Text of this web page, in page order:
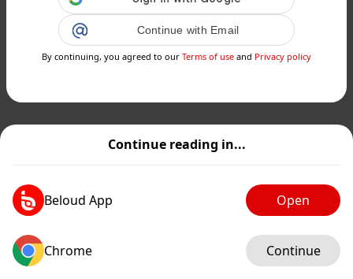
Continue reading in...
Beloud App Open
Chrome Continue
Continue with Email
By continuing, you agreed to our Terms of use and Privacy policy